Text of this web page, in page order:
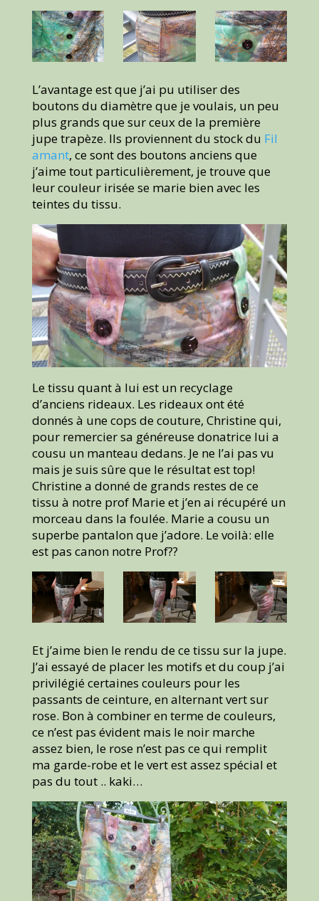
L’avantage est que j’ai pu utiliser des
boutons du diamètre que je voulais, un peu
plus grands que sur ceux de la première
jupe trapèze. Ils proviennent du stock du Fil
amant, ce sont des boutons anciens que
j’aime tout particulièrement, je trouve que
leur couleur irisée se marie bien avec les
teintes du tissu.
Le tissu quant à lui est un recyclage
d’anciens rideaux. Les rideaux ont été
donnés à une cops de couture, Christine qui,
pour remercier sa généreuse donatrice lui a
cousu un manteau dedans. Je ne l’ai pas vu
mais je suis sûre que le résultat est top!
Christine a donné de grands restes de ce
tissu à notre prof Marie et j’en ai récupéré un
morceau dans la foulée. Marie a cousu un
superbe pantalon que j’adore. Le voilà: elle
est pas canon notre Prof??
Et j’aime bien le rendu de ce tissu sur la jupe.
J’ai essayé de placer les motifs et du coup j’ai
privilégié certaines couleurs pour les
passants de ceinture, en alternant vert sur
rose. Bon à combiner en terme de couleurs,
ce n’est pas évident mais le noir marche
assez bien, le rose n’est pas ce qui remplit
ma garde-robe et le vert est assez spécial et
pas du tout .. kaki…